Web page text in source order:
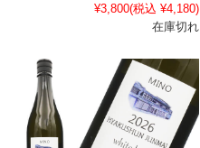
¥3,800(税込 ¥4,180)
在庫切れ